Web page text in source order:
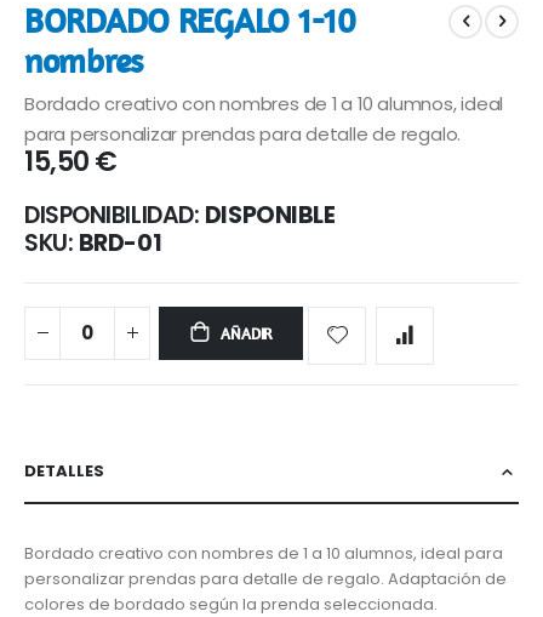
final
de
la
de
imágenes
al
comienzo
de
galería
de
imágenes
BORDADO REGALO 1-10
nombres
Bordado creativo con nombres de 1 a 10 alumnos, ideal
para personalizar prendas para detalle de regalo.
15,50 €
DISPONIBILIDAD: DISPONIBLE
SKU BRD-01
AÑADIR
DETALLES
Bordado creativo con nombres de 1 a 10 alumnos, ideal para
personalizar prendas para detalle de regalo. Adaptación de
colores de bordado según la prenda seleccionada.